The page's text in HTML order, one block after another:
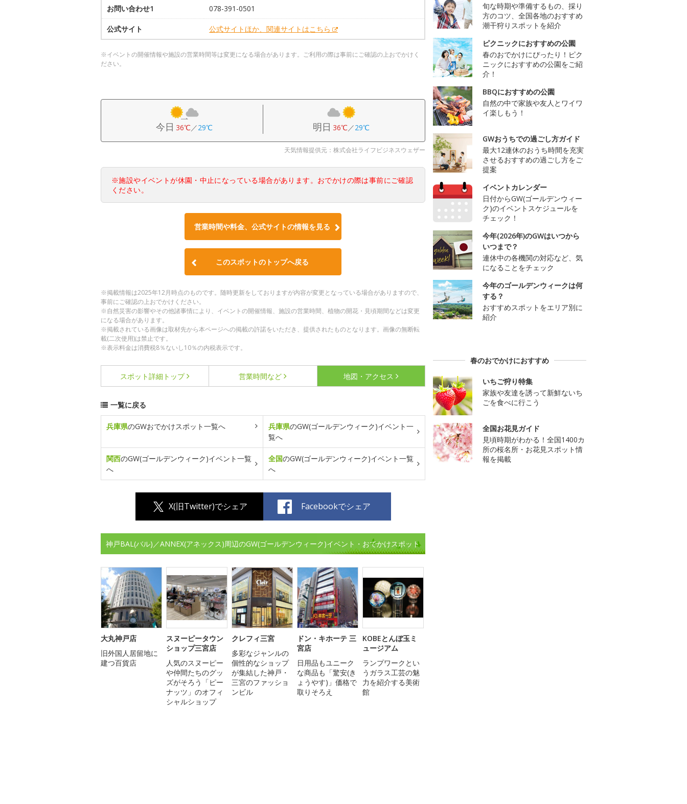
お問い合わせ1 078-391-0501
公式サイト 公式サイトほか、関連サイトはこちら
※イベントの開催情報や施設の営業時間等は変更になる場合があります。ご利用の際は事前にご確認の上おでかけく
ださい。
今日 36℃／29℃ 明日 36℃／29℃
天気情報提供元：株式会社ライフビジネスウェザー
※施設やイベントが休園・中止になっている場合があります。おでかけの際は事前にご確認
ください。
営業時間や料金、公式サイトの情報を見る
このスポットのトップへ戻る
※掲載情報は2025年12月時点のものです。随時更新をしておりますが内容が変更となっている場合がありますので、
事前にご確認の上おでかけください。
※自然災害の影響やその他諸事情により、イベントの開催情報、施設の営業時間、植物の開花・見頃期間などは変更
になる場合があります。
※掲載されている画像は取材先から本ページへの掲載の許諾をいただき、提供されたものとなります。画像の無断転
載(二次使用)は禁止です。
※表示料金は消費税8％ないし10％の内税表示です。
スポット詳細 トップ 営業時間など 地図・アクセス
一覧に戻る
兵庫県のGWおでかけスポット一覧へ 兵庫県のGW(ゴールデンウィーク)イベント一
覧へ
関西のGW(ゴールデンウィーク)イベント一覧
へ
全国のGW(ゴールデンウィーク)イベント一覧
へ
X(旧Twitter)でシェア Facebookでシェア
神戸BAL(バル)／ANNEX(アネックス)周辺のGW(ゴールデンウィーク)イベント・おでかけスポット
大丸神戸店
旧外国人居留地に
建つ百貨店
スヌーピータウン
ショップ三宮店
人気のスヌーピー
や仲間たちのグッ
ズがそろう「ピー
ナッツ」のオフィ
シャルショップ
クレフィ三宮
多彩なジャンルの
個性的なショップ
が集結した神戸・
三宮のファッショ
ンビル
ドン・キホーテ 三
宮店
日用品もユニーク
な商品も「驚安(き
ょうやす)」価格で
取りそろえ
KOBEとんぼ玉ミ
ュージアム
ランプワークとい
うガラス工芸の魅
力を紹介する美術
館
旬な時期や準備するもの、採り
方のコツ、全国各地のおすすめ
潮干狩りスポットを紹介
ピクニックにおすすめの公園
春のおでかけにぴったり！ピク
ニックにおすすめの公園をご紹
介！
BBQにおすすめの公園
自然の中で家族や友人とワイワ
イ楽しもう！
GWおうちでの過ごし方ガイド
最大12連休のおうち時間を充実
させるおすすめの過ごし方をご
提案
イベントカレンダー
日付からGW(ゴールデンウィー
ク)のイベントスケジュールを
チェック！
今年(2026年)のGWはいつから
いつまで？
連休中の各機関の対応など、気
になることをチェック
今年のゴールデンウィークは何
する？
おすすめスポットをエリア別に
紹介
春のおでかけにおすすめ
いちご狩り特集
家族や友達を誘って新鮮ないち
ごを食べに行こう
全国お花見ガイド
見頃時期がわかる！全国1400カ
所の桜名所・お花見スポット情
報を掲載